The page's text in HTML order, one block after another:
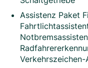
Assistenz Paket
Verkehrszeichen-